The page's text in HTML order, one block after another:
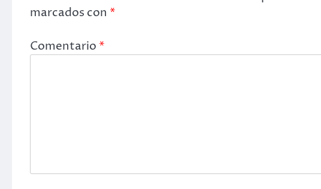
marcados con *
Comentario *